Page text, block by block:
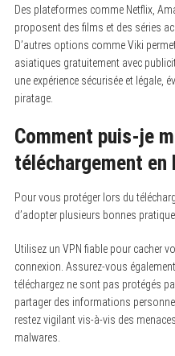
Des plateformes comme Netflix,
proposent des films et des séries
D’autres options comme Viki
asiatiques gratuitement avec
une expérience sécurisée et légale,
piratage.
Comment puis-je
téléchargement en
Pour vous protéger lors du
d’adopter plusieurs bonnes
Utilisez un VPN fiable pour cacher
connexion. Assurez-vous
téléchargez ne sont pas protégés
partager des informations
restez vigilant vis-à-vis des
malwares.